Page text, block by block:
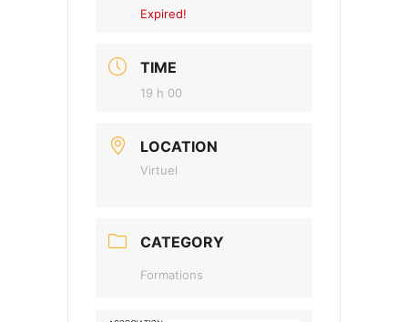
Expired!
TIME
19 h 00
LOCATION
Virtuel
CATEGORY
Formations